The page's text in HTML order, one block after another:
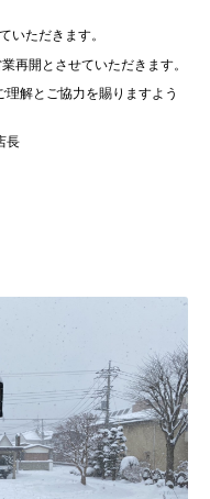
いただきます。
再開とさせていただきます。
解とご協力を賜りますよう
長